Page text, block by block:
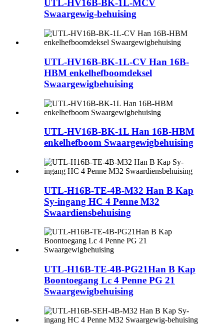
UTL-HV16B-BK-1L-MCV
Swaargewig-behuising
UTL-HV16B-BK-1L-CV Han 16B-
HBM enkelhefboomdeksel
Swaargewigbehuising
UTL-HV16B-BK-1L Han 16B-HBM
enkelhefboom Swaargewigbehuising
UTL-H16B-TE-4B-M32 Han B Kap
Sy-ingang HC 4 Penne M32
Swaardiensbehuising
UTL-H16B-TE-4B-PG21Han B Kap
Boontoegang Lc 4 Penne PG 21
Swaargewigbehuising